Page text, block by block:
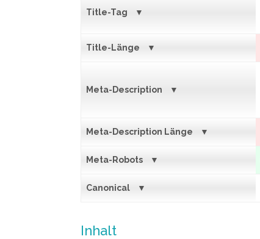
Title-Tag
Title-Länge
Meta-Description
Meta-Description Länge
Meta-Robots
Canonical
Inhalt